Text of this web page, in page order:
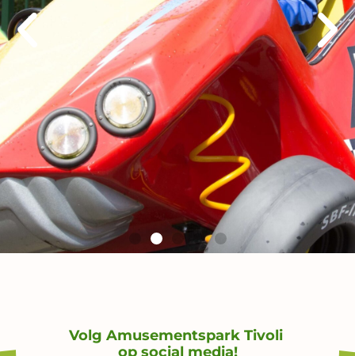
Volg Amusementspark Tivoli
op social media!